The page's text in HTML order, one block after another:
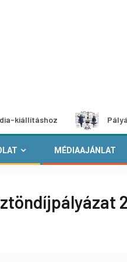
Pályázat a
MÉDIAAJÁNLAT